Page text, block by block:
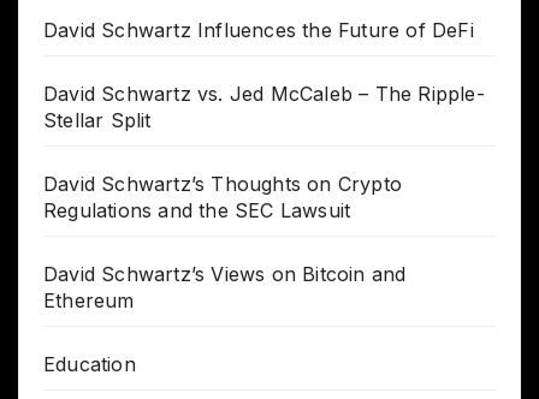
David Schwartz Influences the Future of DeFi
David Schwartz vs. Jed McCaleb – The Ripple-
Stellar Split
David Schwartz’s Thoughts on Crypto
Regulations and the SEC Lawsuit
David Schwartz’s Views on Bitcoin and
Ethereum
Education